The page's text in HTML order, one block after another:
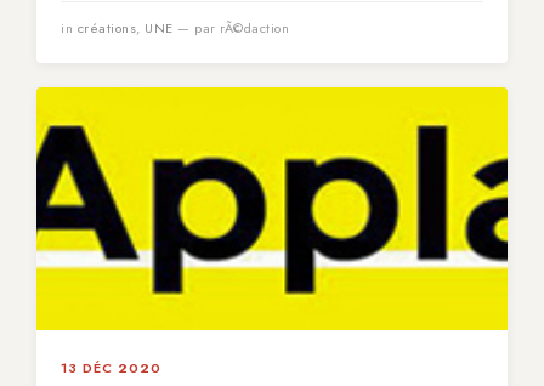
in créations, UNE — par rÃ©daction
13 DÉC 2020